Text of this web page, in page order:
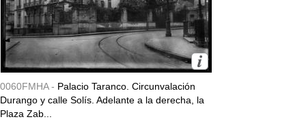
0060FMHA - Palacio Taranco. Circunvalación
Durango y calle Solís. Adelante a la derecha, la
Plaza Zab...